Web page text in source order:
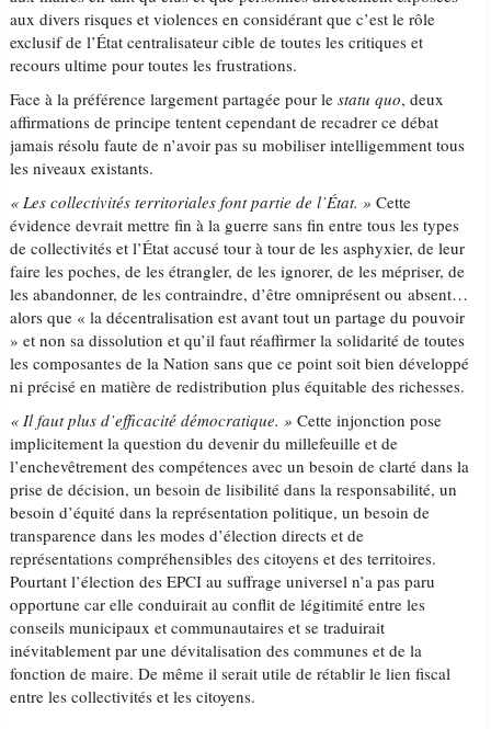
aux divers risques et violences en considérant que c’est le rôle
exclusif de l’État centralisateur cible de toutes les critiques et
recours ultime pour toutes les frustrations.
Face à la préférence largement partagée pour lestatu quo, deux
affirmations de principe tentent cependant de recadrer ce débat
jamais résolu faute de n’avoir pas su mobiliser intelligemment tous
les niveaux existants.
« Les collectivités territoriales font partie de l’État. » Cette
évidence devrait mettre fin à la guerre sans fin entre tous les types
de collectivités et l’État accusé tour à tour de les asphyxier, de leur
faire les poches, de les étrangler, de les ignorer, de les mépriser, de
les abandonner, de les contraindre, d’être omniprésent ou absent…
alors que « la décentralisation est avant tout un partage du pouvoir
» et non sa dissolution et qu’il faut réaffirmer la solidarité de toutes
les composantes de la Nation sans que ce point soit bien développé
ni précisé en matière de redistribution plus équitable des richesses.
« Il faut plus d’efficacité démocratique. » Cette injonction pose
implicitement la question du devenir du millefeuille et de
l’enchevêtrement des compétences avec un besoin de clarté dans la
prise de décision, un besoin de lisibilité dans la responsabilité, un
besoin d’équité dans la représentation politique, un besoin de
transparence dans les modes d’élection directs et de
représentations compréhensibles des citoyens et des territoires.
Pourtant l’élection des EPCI au suffrage universel n’a pas paru
opportune car elle conduirait au conflit de légitimité entre les
conseils municipaux et communautaires et se traduirait
inévitablement par une dévitalisation des communes et de la
fonction de maire. De même il serait utile de rétablir le lien fiscal
entre les collectivités et les citoyens.